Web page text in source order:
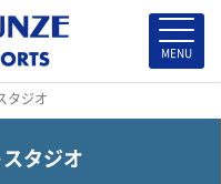
タジオ
タジオ